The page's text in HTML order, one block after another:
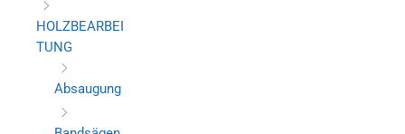
HOLZBEARBEI
TUNG
Absaugung